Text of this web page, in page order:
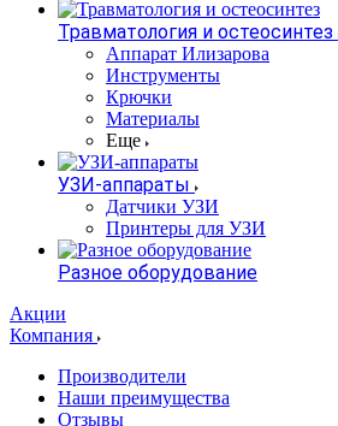
Травматология и остеосинтез
Аппарат Илизарова
Инструменты
Крючки
Материалы
Еще
УЗИ-аппараты
Датчики УЗИ
Принтеры для УЗИ
Разное оборудование
Акции
Компания
Производители
Наши преимущества
Отзывы